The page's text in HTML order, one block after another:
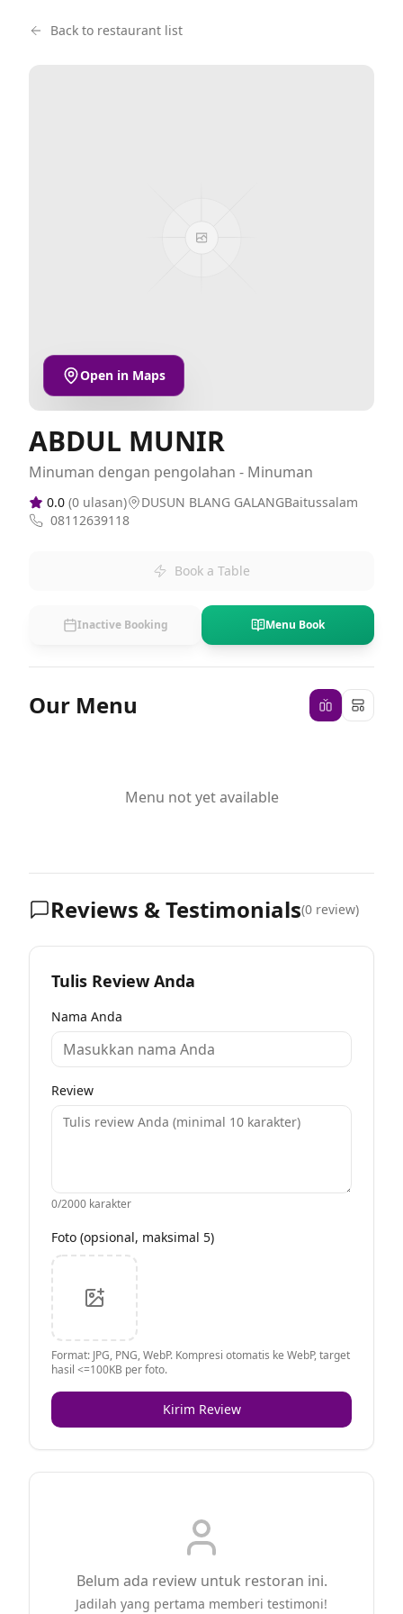
Back to restaurant list
Open in Maps
ABDUL MUNIR
Minuman dengan pengolahan - Minuman
0.0 (0 ulasan)
DUSUN BLANG GALANGBaitussalam
08112639118
Book a Table
Inactive Booking Menu Book
Our Menu
Menu not yet available
Reviews & Testimonials(0 review)
Tulis Review Anda
Nama Anda
Review
0/2000 karakter
Foto (opsional, maksimal 5)
Format: JPG, PNG, WebP. Kompresi otomatis ke WebP, target
hasil <=100KB per foto.
Kirim Review
Belum ada review untuk restoran ini.
Jadilah yang pertama memberi testimoni!